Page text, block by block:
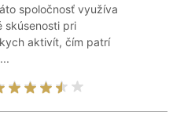
spoločnosť využíva
skúsenosti pri
aktivít, čím patrí